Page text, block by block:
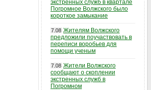
экстренных служб в квартале
Погромное Волжского было
короткое замыкание
7.08 Жителям Волжского
предложили поучаствовать в
переписи воробьев для
помощи ученым
7.08 Жители Волжского
сообщают о скоплении
экстренных служб в
Погромном